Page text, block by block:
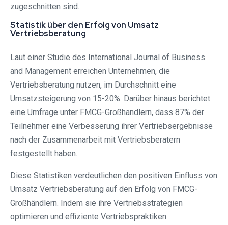
zugeschnitten sind.
Statistik über den Erfolg von Umsatz
Vertriebsberatung
Laut einer Studie des International Journal of Business
and Management erreichen Unternehmen, die
Vertriebsberatung nutzen, im Durchschnitt eine
Umsatzsteigerung von 15-20%. Darüber hinaus berichtet
eine Umfrage unter FMCG-Großhändlern, dass 87% der
Teilnehmer eine Verbesserung ihrer Vertriebsergebnisse
nach der Zusammenarbeit mit Vertriebsberatern
festgestellt haben.
Diese Statistiken verdeutlichen den positiven Einfluss von
Umsatz Vertriebsberatung auf den Erfolg von FMCG-
Großhändlern. Indem sie ihre Vertriebsstrategien
optimieren und effiziente Vertriebspraktiken